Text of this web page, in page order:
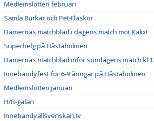
Medlemslotteri februari
Samla Burkar och Pet-Flaskor
Damernas matchblad i dagens match mot Kalix!
Superhelg på Håstaholmen
Damernas matchblad inför söndagens match kl
Innebandyfest för 6-9 åringar på Håstaholmen
Medlemslotteri januari
H/B-galan
Innebandyallsvenskan.tv